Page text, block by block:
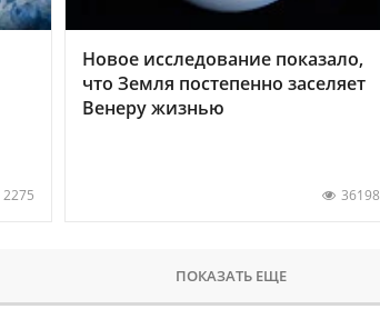
2275
Новое исследование показало,
что Земля постепенно заселяет
Венеру жизнью
36198
ПОКАЗАТЬ ЕЩЕ